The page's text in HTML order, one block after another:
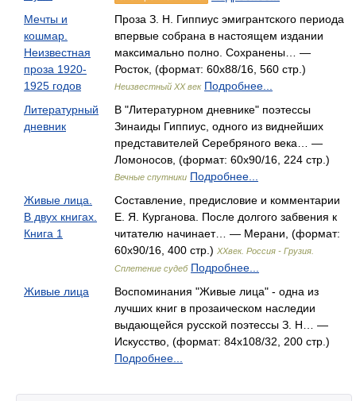
Мечты и
кошмар.
Неизвестная
проза 1920-
1925 годов
Проза З. Н. Гиппиус эмигрантского периода
впервые собрана в настоящем издании
максимально полно. Сохранены… —
Росток, (формат: 60x88/16, 560 стр.)
Неизвестный XX век Подробнее...
Литературный
дневник
В "Литературном дневнике" поэтессы
Зинаиды Гиппиус, одного из виднейших
представителей Серебряного века… —
Ломоносов, (формат: 60x90/16, 224 стр.)
Вечные спутники Подробнее...
Живые лица.
В двух книгах.
Книга 1
Составление, предисловие и комментарии
Е. Я. Курганова. После долгого забвения к
читателю начинает… — Мерани, (формат:
60x90/16, 400 стр.) XXвек. Россия - Грузия.
Сплетение судеб Подробнее...
Живые лица
Воспоминания "Живые лица" - одна из
лучших книг в прозаическом наследии
выдающейся русской поэтессы З. Н… —
Искусство, (формат: 84x108/32, 200 стр.)
Подробнее...